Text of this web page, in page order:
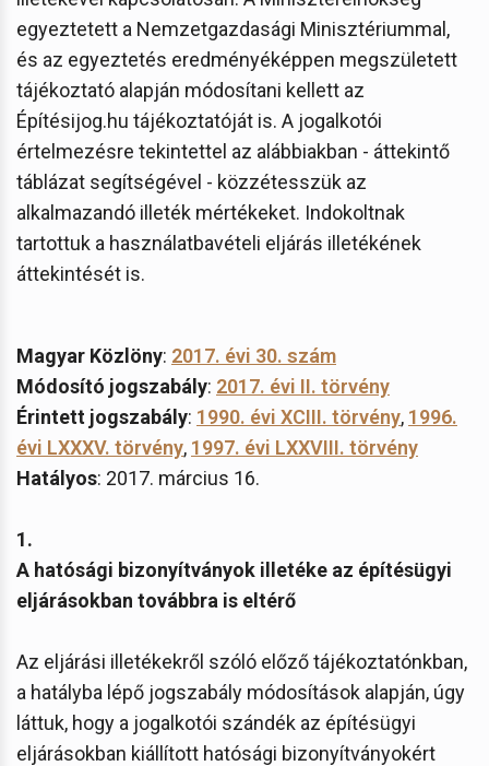
egyeztetett a Nemzetgazdasági Minisztériummal,
és az egyeztetés eredményéképpen megszületett
tájékoztató alapján módosítani kellett az
Építésijog.hu tájékoztatóját is. A jogalkotói
értelmezésre tekintettel az alábbiakban - áttekintő
táblázat segítségével - közzétesszük az
alkalmazandó illeték mértékeket. Indokoltnak
tartottuk a használatbavételi eljárás illetékének
áttekintését is.
Magyar Közlöny: 2017. évi 30. szám
Módosító jogszabály: 2017. évi II. törvény
Érintett jogszabály: 1990. évi XCIII. törvény, 1996.
évi LXXXV. törvény, 1997. évi LXXVIII. törvény
Hatályos: 2017. március 16.
1.
A hatósági bizonyítványok illetéke az építésügyi
eljárásokban továbbra is eltérő
Az eljárási illetékekről szóló előző tájékoztatónkban,
a hatályba lépő jogszabály módosítások alapján, úgy
láttuk, hogy a jogalkotói szándék az építésügyi
eljárásokban kiállított hatósági bizonyítványokért